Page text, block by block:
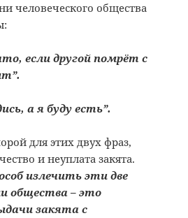
человеческого общества
если другой помрёт с
а я буду есть”.
для этих двух фраз,
и неуплата закята.
излечить эти две
общества – это
закята с